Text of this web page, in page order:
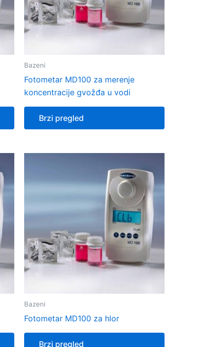
Bazeni
Fotometar MD100 za merenje
koncentracije gvožđa u vodi
Brzi pregled
Bazeni
Fotometar MD100 za hlor
Brzi pregled